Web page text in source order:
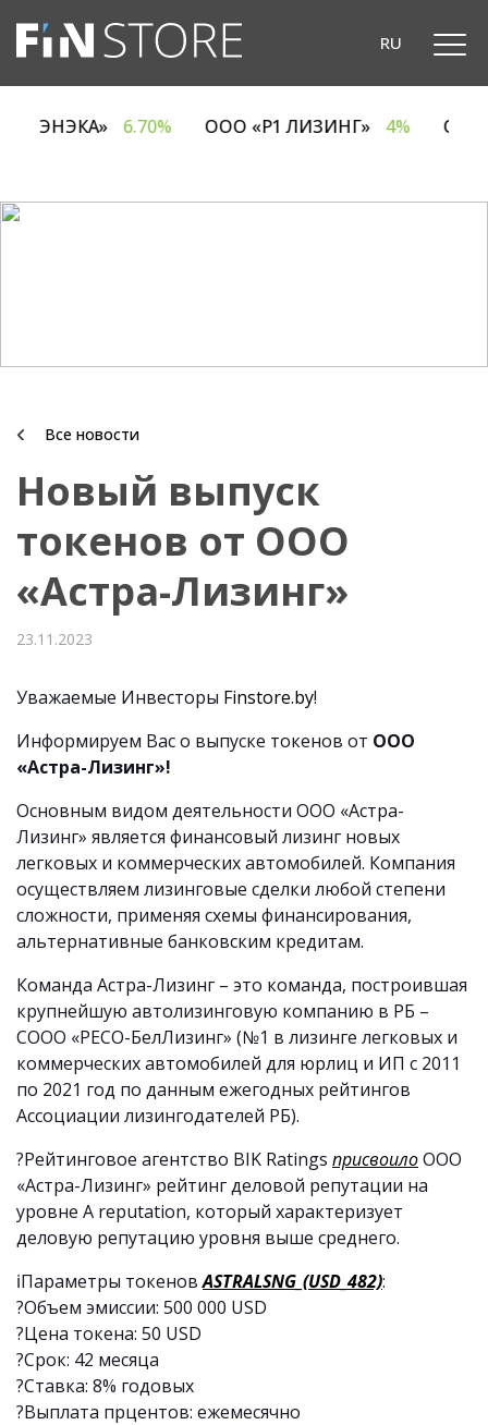
RU
«ЭНЭКА» 6.70% ООО «Р1 ЛИЗИНГ» 4%
Все новости
Новый выпуск
токенов от ООО
«Астра-Лизинг»
23.11.2023
Уважаемые Инвесторы Finstore.by!
Информируем Вас о выпуске токенов от ООО
«Астра-Лизинг»!
Основным видом деятельности ООО «Астра-
Лизинг» является финансовый лизинг новых
легковых и коммерческих автомобилей. Компания
осуществляем лизинговые сделки любой степени
сложности, применяя схемы финансирования,
альтернативные банковским кредитам.
Команда Астра-Лизинг – это команда, построившая
крупнейшую автолизинговую компанию в РБ –
СООО «РЕСО-БелЛизинг» (№1 в лизинге легковых и
коммерческих автомобилей для юрлиц и ИП с 2011
по 2021 год по данным ежегодных рейтингов
Ассоциации лизингодателей РБ).
?Рейтинговое агентство BIK Ratings присвоилоООО
«Астра-Лизинг» рейтинг деловой репутации на
уровне А reputation, который характеризует
деловую репутацию уровня выше среднего.
ℹ️Параметры токеновASTRALSNG_(USD_482):
?Объем эмиссии: 500 000 USD
?Цена токена: 50 USD
?Срок: 42 месяца
?Ставка: 8% годовых
?Выплата прцентов: ежемесячно